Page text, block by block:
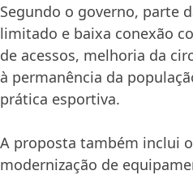
Segundo o governo, parte
limitado e baixa conexão
de acessos, melhoria da
à permanência da
prática esportiva.
A proposta também inclui
modernização de